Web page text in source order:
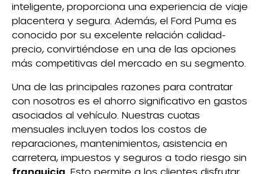
inteligente, proporciona una experiencia de viaje
placentera y segura. Además, el Ford Puma es
conocido por su excelente relación calidad-
precio, convirtiéndose en una de las opciones
más competitivas del mercado en su segmento.
Una de las principales razones para contratar
con nosotros es el ahorro significativo en gastos
asociados al vehículo. Nuestras cuotas
mensuales incluyen todos los costos de
reparaciones, mantenimientos, asistencia en
carretera, impuestos y seguros a todo riesgo sin
franquicia . Esto permite a los clientes disfrutar